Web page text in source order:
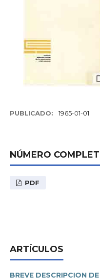
PUBLICADO: 1965-01-01
NÚMERO
PDF
ARTÍCULOS
BREVE DESCRIPCION